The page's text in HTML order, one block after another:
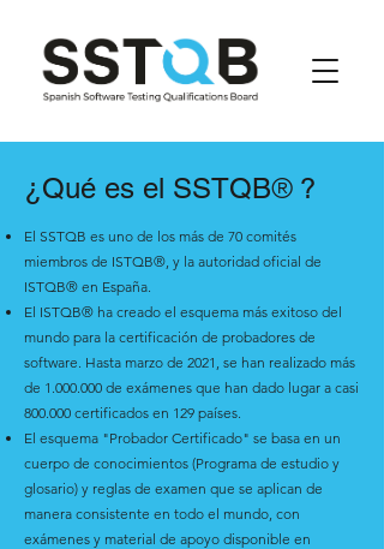
¿Qué es el SSTQB® ?
El SSTQB es uno de los más de 70 comités
miembros de ISTQB®, y la autoridad oficial de
ISTQB® en España.
El ISTQB® ha creado el esquema más exitoso del
mundo para la certificación de probadores de
software. Hasta marzo de 2021, se han realizado más
de 1.000.000 de exámenes que han dado lugar a casi
800.000 certificados en 129 países.
El esquema "Probador Certificado" se basa en un
cuerpo de conocimientos (Programa de estudio y
glosario) y reglas de examen que se aplican de
manera consistente en todo el mundo, con
exámenes y material de apoyo disponible en